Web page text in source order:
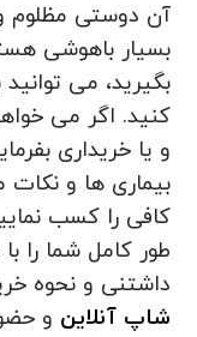
آن دوستی مظلوم
بسیار باهوشی
بگیرید، می توانید
کنید. اگر می
و یا خریداری
بیماری ها و نکات
کافی را کسب
طور کامل شما را
داشتنی و نحوه
شاپ آنلاین و